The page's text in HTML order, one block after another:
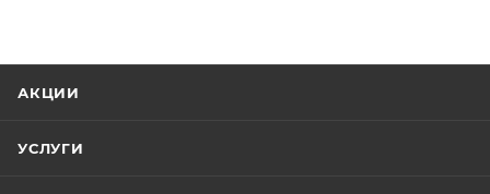
АКЦИИ
УСЛУГИ